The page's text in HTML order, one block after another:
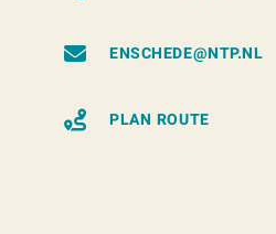
ENSCHEDE@NTP.NL
PLAN ROUTE